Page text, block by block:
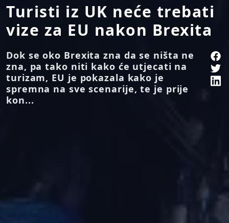
Turisti iz UK neće trebati
vize za EU nakon Brexita
Dok se oko Brexita zna da se ništa ne
zna, pa tako niti kako će utjecati na
turizam, EU je pokazala kako je
spremna na sve scenarije, te je prije
kon...